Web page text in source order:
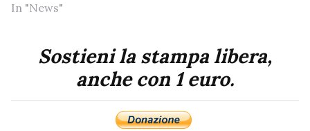
In "News"
Sostieni la stampa libera,
anche con 1 euro.